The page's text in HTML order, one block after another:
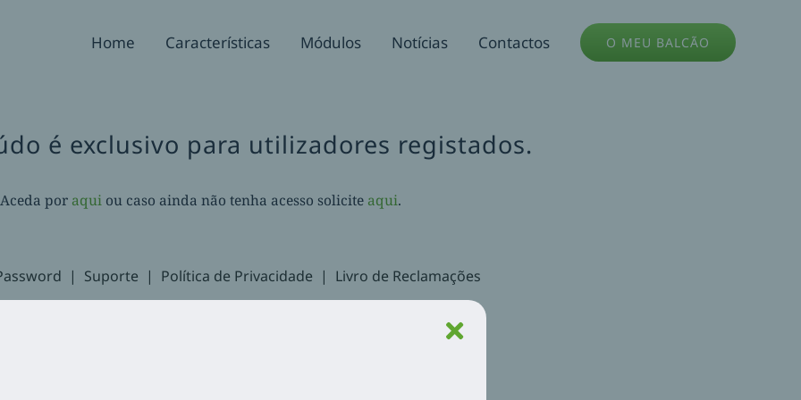
Home Características Módulos Notícias Contactos O MEU BALCÃO
é exclusivo para utilizadores registados.
Aceda por aquiou caso ainda não tenha acesso solicite aqui.
Suporte Política de Privacidade Livro de Reclamações